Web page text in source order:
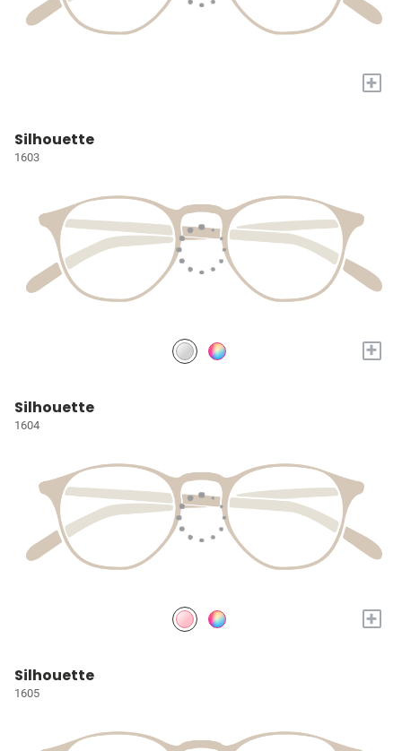
+
Silhouette
1603
+
Silhouette
1604
+
Silhouette
1605